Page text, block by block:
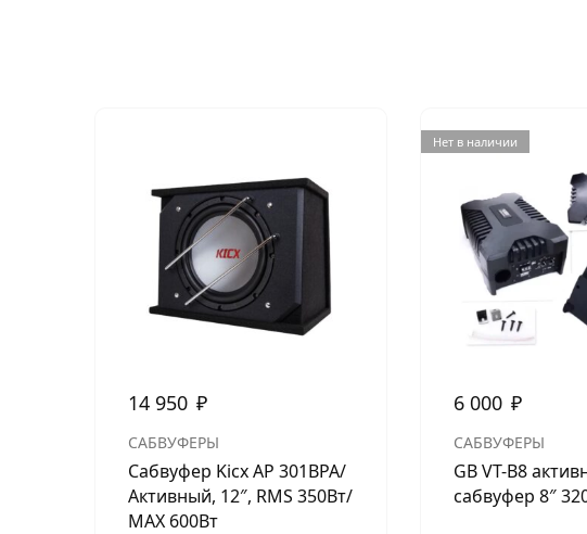
14 950 ₽
САБВУФЕРЫ
Сабвуфер Kicx AP 301BPA/
Активный, 12″, RMS 350Вт/
МАХ 600Вт
Нет в наличии
6 000 ₽
САБВУФЕРЫ
GB VT-B8
сабвуфер 8″